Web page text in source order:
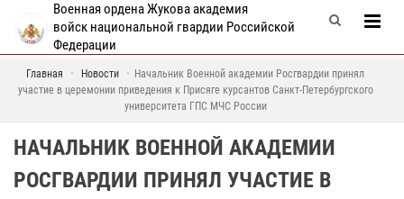
Военная ордена Жукова академия
войск национальной гвардии Российской
Федерации
Главная Новости
Начальник Военной академии Росгвардии принял
участие в церемонии приведения к Присяге курсантов Санкт-Петербургского
университета ГПС МЧС России
НАЧАЛЬНИК ВОЕННОЙ АКАДЕМИИ
РОСГВАРДИИ ПРИНЯЛ УЧАСТИЕ В